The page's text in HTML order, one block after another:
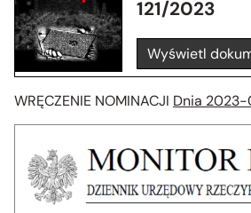
121/2023
Wyświetl
WRĘCZENIE NOMINACJI Dnia